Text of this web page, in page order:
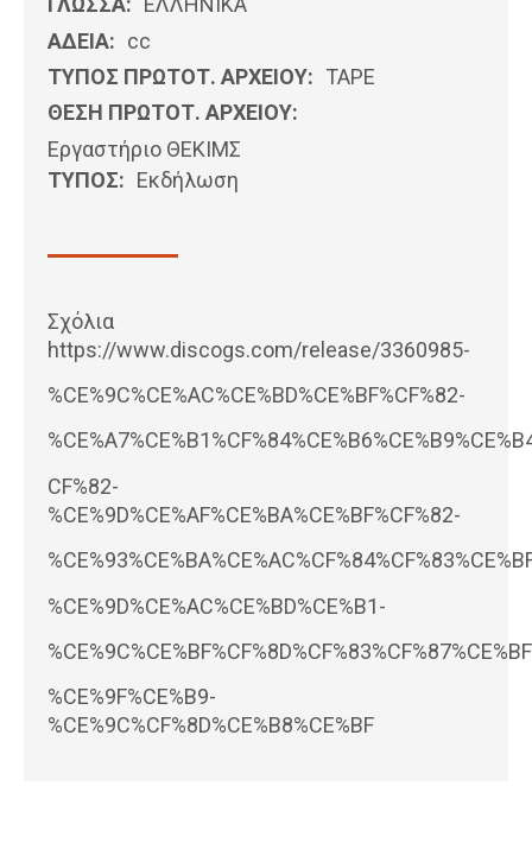
ΑΔΕΙΑ: cc
ΤΥΠΟΣ ΠΡΩΤΟΤ. ΑΡΧΕΙΟΥ: ΤΑΡΕ
ΘΕΣΗ ΠΡΩΤΟΤ. ΑΡΧΕΙΟΥ:
Εργαστήριο ΘΕΚΙΜΣ
ΤΥΠΟΣ: Εκδήλωση
Σχόλια
https://www.discogs.com/release/3360985-
%CE%9C%CE%AC%CE%BD%CE%BF%CF%82-
CF%82-
%CE%9D%CE%AF%CE%BA%CE%BF%CF%82-
%CE%9D%CE%AC%CE%BD%CE%B1-
%CE%9F%CE%B9-
%CE%9C%CF%8D%CE%B8%CE%BF